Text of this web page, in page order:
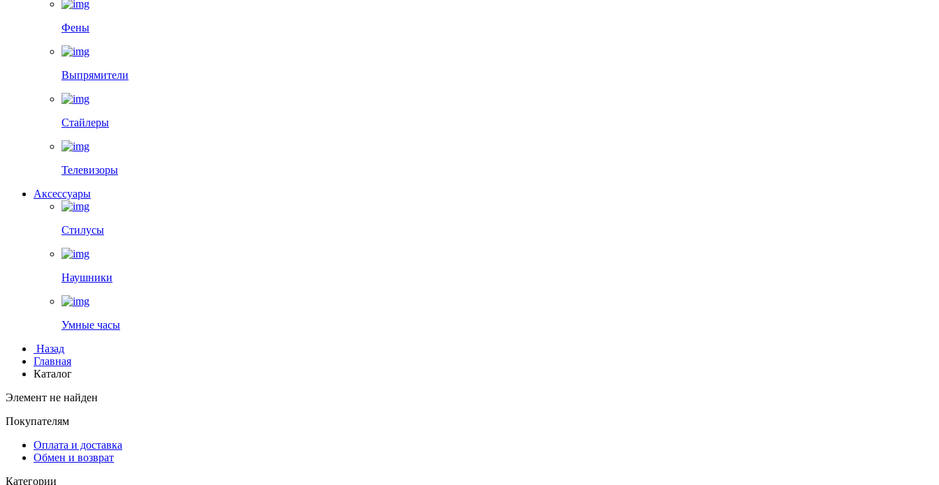
Фены
Выпрямители
Стайлеры
Телевизоры
Аксессуары
Стилусы
Наушники
Умные часы
Назад
Главная
Каталог
Элемент не найден
Покупателям
Оплата и доставка
Обмен и возврат
Категории